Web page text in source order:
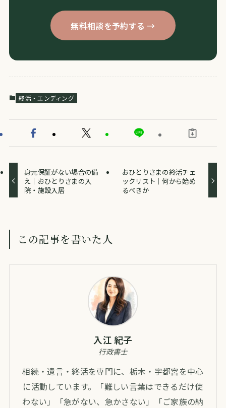
無料相談を予約する →
終活・エンディング
身元保証がない場合の備
え｜おひとりさまの入
院・施設入居
おひとりさまの終活チェ
ックリスト｜何から始め
るべきか
この記事を書いた人
入江 紀子
行政書士
相続・遺言・終活を専門に、栃木・宇都宮を中心
に活動しています。「難しい言葉はできるだけ使
わない」「急がない、急かさない」「ご家族の納